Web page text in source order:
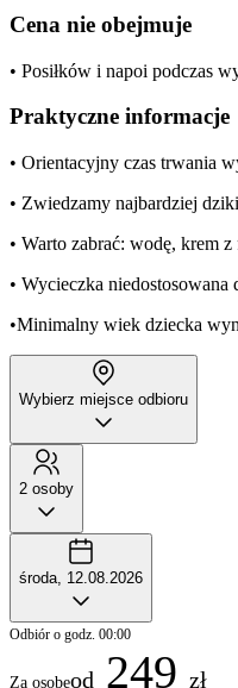
Cena nie obejmuje
• Posiłków i napoi podczas
Praktyczne informacje
• Orientacyjny czas trwania
• Zwiedzamy najbardziej
• Warto zabrać: wodę, krem
• Wycieczka
•Minimalny wiek dziecka
Wybierz miejsce odbioru
2 osoby
środa, 12.08.2026
Odbiór o godz. 00:00
Za osobęod 249 zł